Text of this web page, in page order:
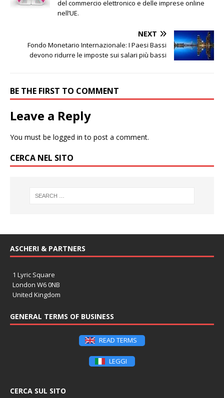
del commercio elettronico e delle imprese online
nell’UE.
NEXT
Fondo Monetario Internazionale: I Paesi Bassi
devono ridurre le imposte sui salari più bassi
BE THE FIRST TO COMMENT
Leave a Reply
You must be logged in to post a comment.
CERCA NEL SITO
ASCHERI & PARTNERS
1 Lyric Square
London W6 0NB
United Kingdom
GENERAL TERMS OF BUSINESS
READ TERMS
LEGGI
CERCA SUL SITO